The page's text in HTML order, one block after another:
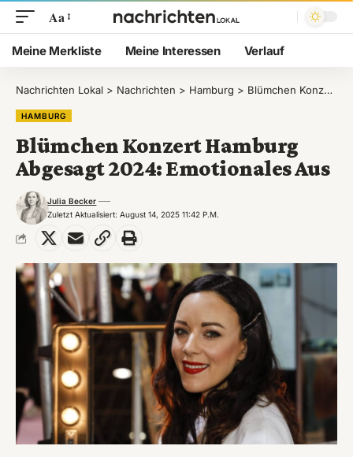
Aa
Meine Merkliste Meine Interessen Verlauf
Nachrichten Lokal > Nachrichten > Hamburg > Blümchen Konzert Hamburg Abgesagt 2024: Emotionales Aus
HAMBURG
Blümchen Konzert Hamburg
Abgesagt 2024: Emotionales Aus
Zuletzt Aktualisiert: August 14, 2025 11:42 P.m.
Julia Becker